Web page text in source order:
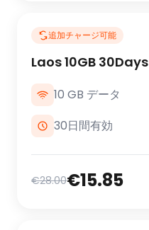
追加チャージ可能
Laos 10GB 30Days
10 GB データ
30日間有効
€28.00€15.85